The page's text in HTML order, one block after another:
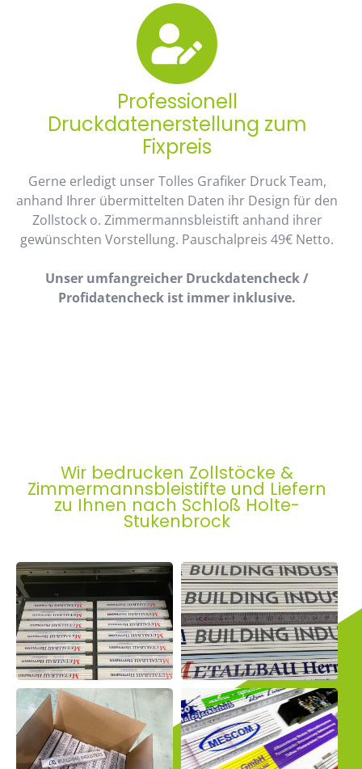
Professionell
Druckdatenerstellung zum
Fixpreis
Gerne erledigt unser Tolles Grafiker Druck Team,
anhand Ihrer übermittelten Daten ihr Design für den
Zollstock o. Zimmermannsbleistift anhand ihrer
gewünschten Vorstellung. Pauschalpreis 49€ Netto.
Unser umfangreicher Druckdatencheck /
Profidatencheck ist immer inklusive.
Wir bedrucken Zollstöcke &
Zimmermannsbleistifte und Liefern
zu Ihnen nach Schloß Holte-
Stukenbrock